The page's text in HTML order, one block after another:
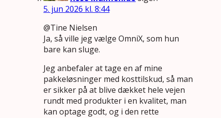
5. jun 2026 kl. 8:44
@Tine Nielsen
Ja, så ville jeg vælge OmniX, som hun
bare kan sluge.
Jeg anbefaler at tage en af mine
pakkeløsninger med kosttilskud, så man
er sikker på at blive dækket hele vejen
rundt med produkter i en kvalitet, man
kan optage godt, og i den rette